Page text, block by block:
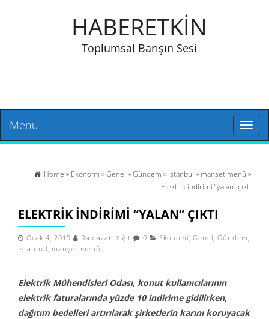
HABERETKİN
Toplumsal Barışın Sesi
Toggle
Menu
Home » Ekonomi »Genel »Gündem » İstanbul » manşet menü »
Elektrik indirimi “yalan” çıktı
ELEKTRIK INDIRIMI “YALAN” ÇIKTI
Ocak 4, 2019 Ramazan Yiğit 0 Ekonomi, Genel, Gündem ,
İstanbul, manşet menü ,
Elektrik Mühendisleri Odası, konut kullanıcılarının
elektrik faturalarında yüzde 10 indirime gidilirken,
dağıtım bedelleri artırılarak şirketlerin karını koruyacak